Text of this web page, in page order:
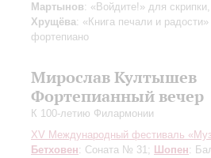
Мартынов: «Войдите!» для
Хрущёва: «Книга печали и
фортепиано
Мирослав Култышев
Фортепианный вечер
К 100-летию Филармонии
XV Международный фестиваль
Бетховен: Соната № 31; Шопен: